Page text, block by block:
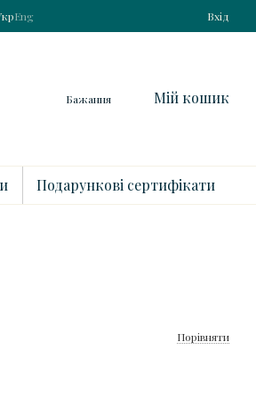
Eng Вхід
Бажання Мій кошик
Подарункові сертифікати
Порівняти